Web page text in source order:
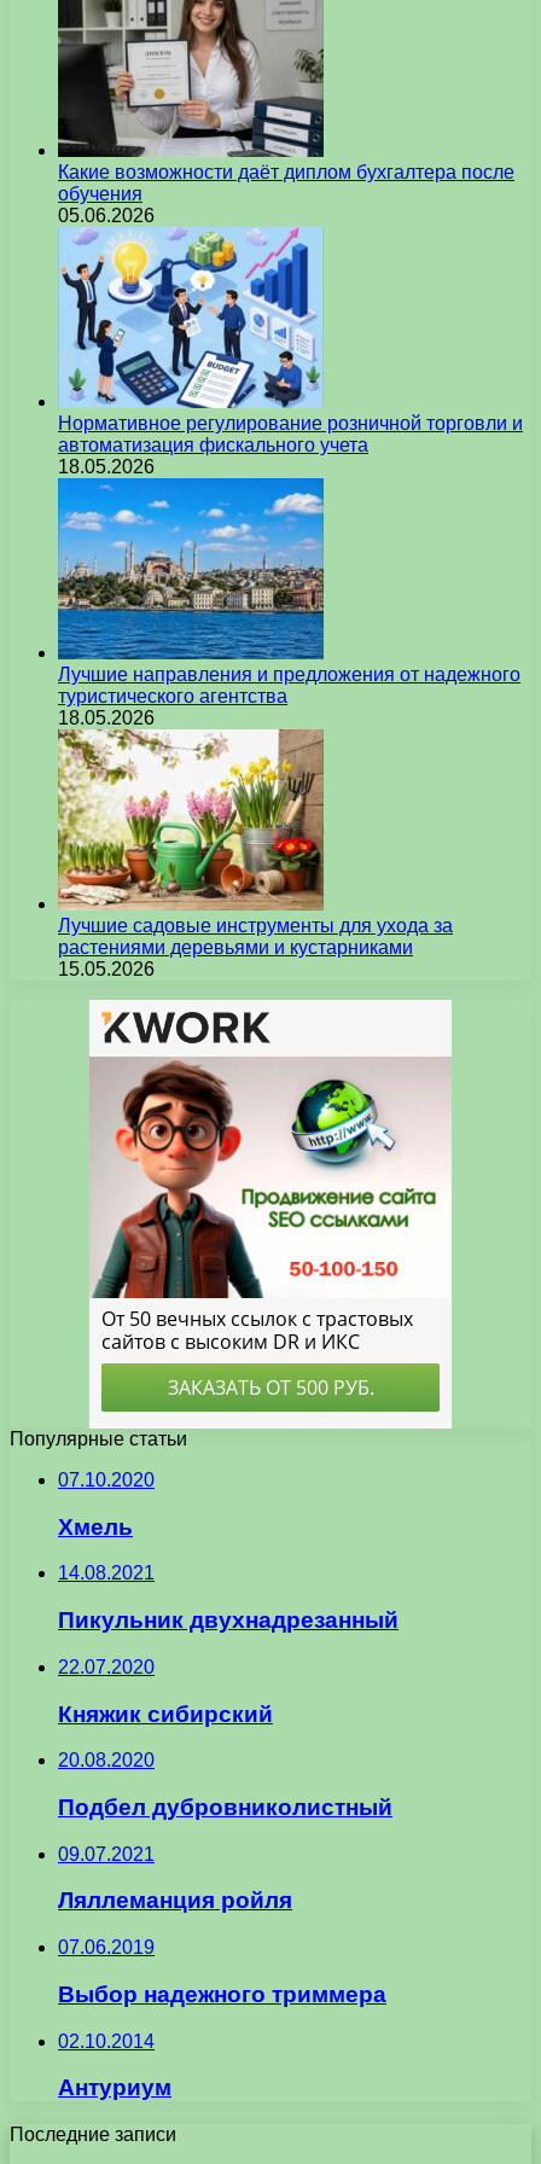
Какие возможности даёт диплом бухгалтера после
обучения
05.06.2026
Нормативное регулирование розничной торговли и
автоматизация фискального учета
18.05.2026
Лучшие направления и предложения от надежного
туристического агентства
18.05.2026
Лучшие садовые инструменты для ухода за
растениями деревьями и кустарниками
15.05.2026
Популярные статьи
07.10.2020
Хмель
14.08.2021
Пикульник двухнадрезанный
22.07.2020
Княжик сибирский
20.08.2020
Подбел дубровниколистный
09.07.2021
Ляллеманция ройля
07.06.2019
Выбор надежного триммера
02.10.2014
Антуриум
Последние записи